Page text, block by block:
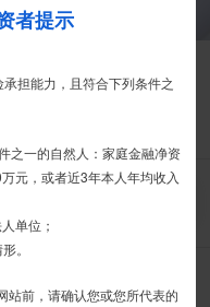
列 安丰系列
匠石系列
子合同签署应由投资者本人
认购信托产品的资金应根据
户。投资者认购我司信托产品
金。
我司客服电话400-
者提示
担能力，且符合下列条件之
之一的自然人：家庭金融净资
元，或者近3年本人年均收入
单位；
。
站前，请确认您或您所代表的